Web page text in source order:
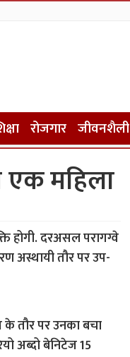
रोजगार जीवनशैली
एक महिला
होगी. दरअसल परागग्वे
अस्थायी तौर पर उप-
के तौर पर उनका बचा
अब्दो बेनिटेज 15